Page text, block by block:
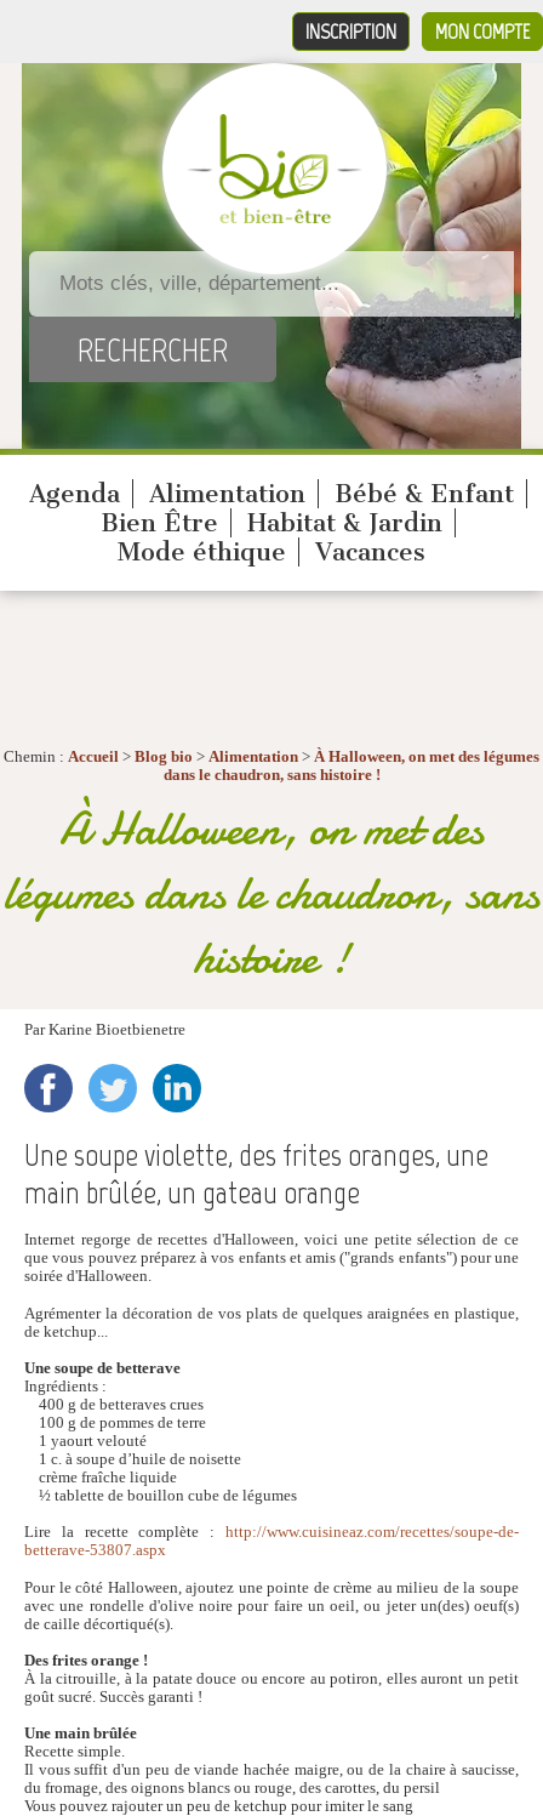
MON COMPTE
INSCRIPTION
Agenda Alimentation
Bébé & Enfant
Bien Être
Habitat & Jardin
Mode éthique
Vacances
Chemin : Accueil > Blog bio > Alimentation > À Halloween, on met des légumes
dans le chaudron, sans histoire !
À Halloween, on met des
légumes dans le chaudron, sans
histoire !
ParKarine Bioetbienetre
Une soupe violette, des frites oranges, une
main brûlée, un gateau orange
Internet regorge de recettes d'Halloween, voici une petite sélection de ce
que vous pouvez préparez à vos enfants et amis ("grands enfants") pour une
soirée d'Halloween.
Agrémenter la décoration de vos plats de quelques araignées en plastique,
de ketchup...
Une soupe de betterave
Ingrédients :
400 g de betteraves crues
100 g de pommes de terre
1 yaourt velouté
1 c. à soupe d’huile de noisette
crème fraîche liquide
½ tablette de bouillon cube de légumes
Lire la recette complète : http://www.cuisineaz.com/recettes/soupe-de-
betterave-53807.aspx
Pour le côté Halloween, ajoutez une pointe de crème au milieu de la soupe
avec une rondelle d'olive noire pour faire un oeil, ou jeter un(des) oeuf(s)
de caille décortiqué(s).
Des frites orange !
À la citrouille, à la patate douce ou encore au potiron, elles auront un petit
goût sucré. Succès garanti !
Une main brûlée
Recette simple.
Il vous suffit d'un peu de viande hachée maigre, ou de la chaire à saucisse,
du fromage, des oignons blancs ou rouge, des carottes, du persil
Vous pouvez rajouter un peu de ketchup pour imiter le sang